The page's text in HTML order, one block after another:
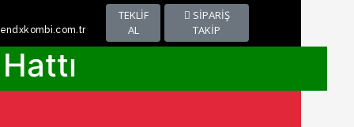
TEKLİF
AL
SİPARİŞ
TAKİP